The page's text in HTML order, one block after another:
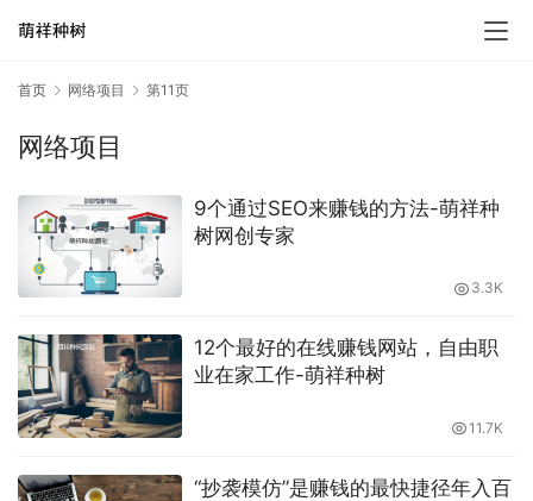
首页 网络项目 第11页
网络项目
9个通过SEO来赚钱的方法-萌祥种
树网创专家
3.3K
12个最好的在线赚钱网站，自由职
业在家工作-萌祥种树
11.7K
“抄袭模仿”是赚钱的最快捷径年入百